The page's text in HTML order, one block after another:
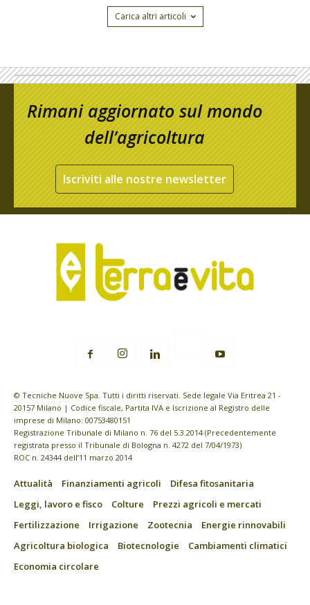
Carica altri articoli
Rimani aggiornato sul mondo
dell’agricoltura
Iscriviti alle nostre newsletter
© Tecniche Nuove Spa. Tutti i diritti riservati. Sede legale Via Eritrea 21 -
20157 Milano | Codice fiscale, Partita IVA e Iscrizione al Registro delle
imprese di Milano: 00753480151
Registrazione Tribunale di Milano n. 76 del 5.3.2014 (Precedentemente
registrata presso il Tribunale di Bologna n. 4272 del 7/04/1973)
ROC n. 24344 dell’11 marzo 2014
Attualità Finanziamenti agricoli
Difesa fitosanitaria
Leggi, lavoro e fisco
Colture
Prezzi agricoli e mercati
Fertilizzazione
Irrigazione Zootecnia
Energie rinnovabili
Agricoltura biologica
Biotecnologie
Cambiamenti climatici
Economia circolare